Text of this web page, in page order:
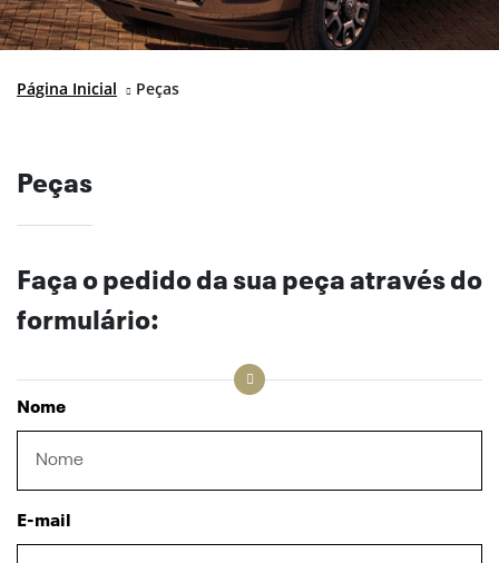
Página Inicial Peças
Peças
Faça o pedido da sua peça através do
formulário:
Nome
E-mail